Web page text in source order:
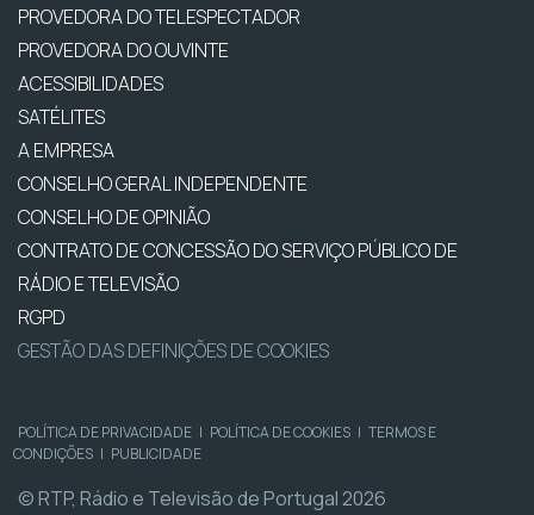
PROVEDORA DO TELESPECTADOR
PROVEDORA DO OUVINTE
ACESSIBILIDADES
SATÉLITES
A EMPRESA
CONSELHO GERAL INDEPENDENTE
CONSELHO DE OPINIÃO
CONTRATO DE CONCESSÃO DO SERVIÇO PÚBLICO DE
RÁDIO E TELEVISÃO
RGPD
GESTÃO DAS DEFINIÇÕES DE COOKIES
POLÍTICA DE PRIVACIDADE | POLÍTICA DE COOKIES | TERMOS E
CONDIÇÕES | PUBLICIDADE
© RTP, Rádio e Televisão de Portugal 2026